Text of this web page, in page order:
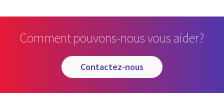
Comment pouvons-nous vous aider?
contactez-nous